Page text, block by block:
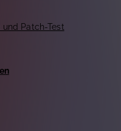
Patch-Test